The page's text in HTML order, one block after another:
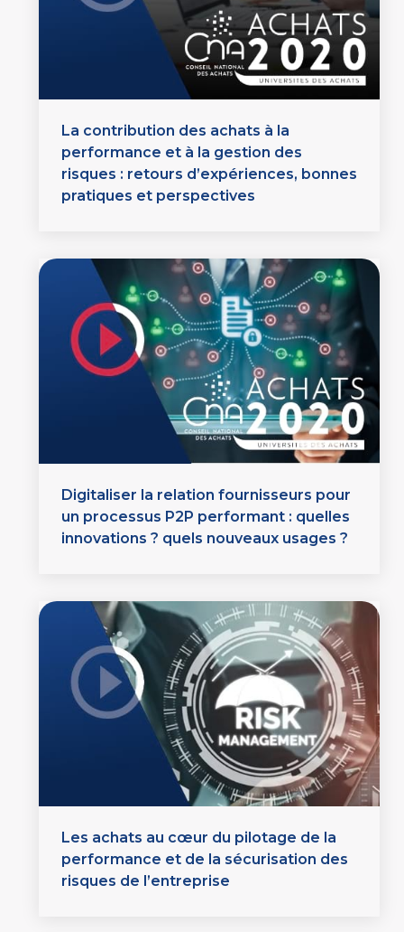
La contribution des achats à la
performance et à la gestion des
risques : retours d’expériences, bonnes
pratiques et perspectives
Digitaliser la relation fournisseurs pour
un processus P2P performant : quelles
innovations ? quels nouveaux usages ?
Les achats au cœur du pilotage de la
performance et de la sécurisation des
risques de l’entreprise